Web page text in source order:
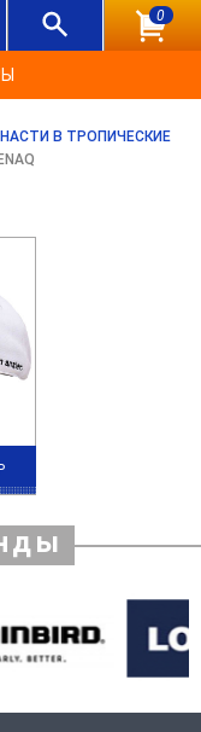
0
В ТРОПИЧЕСКИЕ